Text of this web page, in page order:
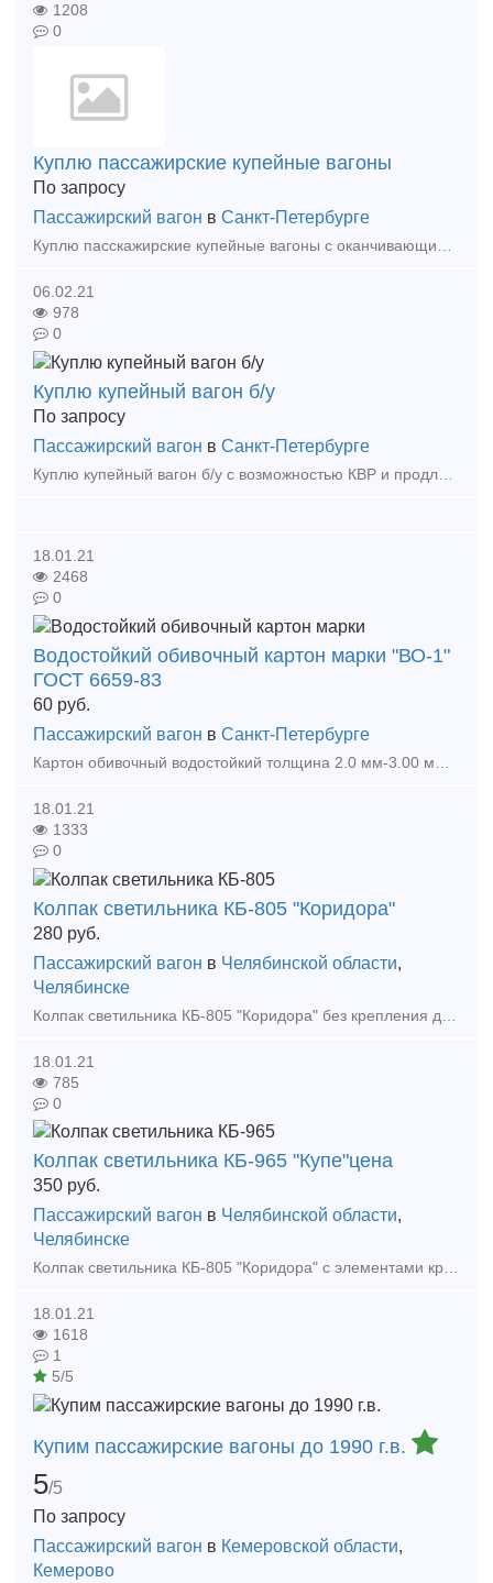
1208
0
Куплю пассажирские купейные вагоны
По запросу
Пассажирский вагон в Санкт-Петербурге
Куплю пасскажирские купейные вагоны с оканчивающимся либо окончившимся сроком службы, на колесных парах или без них . Рассмотрим все предложения. Коммерческие предложения направляйте на почту
06.02.21
978
0
Куплю купейный вагон б/у
По запросу
Пассажирский вагон в Санкт-Петербурге
Куплю купейный вагон б/у с возможностью КВР и продлением срока службы до 15 лет. Вагон предполагается использовать для проживания работников на объектах железной дороги при производстве рем
18.01.21
2468
0
Водостойкий обивочный картон марки "ВО-1"
ГОСТ 6659-83
60 руб.
Пассажирский вагон в Санкт-Петербурге
18.01.21
1333
0
Колпак светильника КБ-805 "Коридора"
280 руб.
Пассажирский вагон в Челябинской области,
Челябинске
18.01.21
785
0
Колпак светильника КБ-965 "Купе"цена
350 руб.
Пассажирский вагон в Челябинской области,
Челябинске
Колпак светильника КБ-805 "Коридора" с элементами крепления для освещения купе пассажирских железнодорожных вагонов производства ГДР. Материал изготовления: светотехнический пластик. Минимальн
18.01.21
1618
1
5/5
Купим пассажирские вагоны до 1990 г.в.
5/5
По запросу
Пассажирский вагон в Кемеровской области,
Кемерово